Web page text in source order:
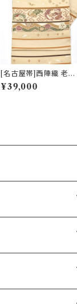
[名古屋帯]西陣織 老舗
鹿子井山田 謹製 九寸
帯 正絹 日本製(商品番
¥39,000